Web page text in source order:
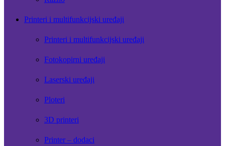
Printeri i multifunkcijski uređaji
Printeri i multifunkcijski uređaji
Fotokopirni uređaji
Laserski uređaji
Ploteri
3D printeri
Printer – dodaci